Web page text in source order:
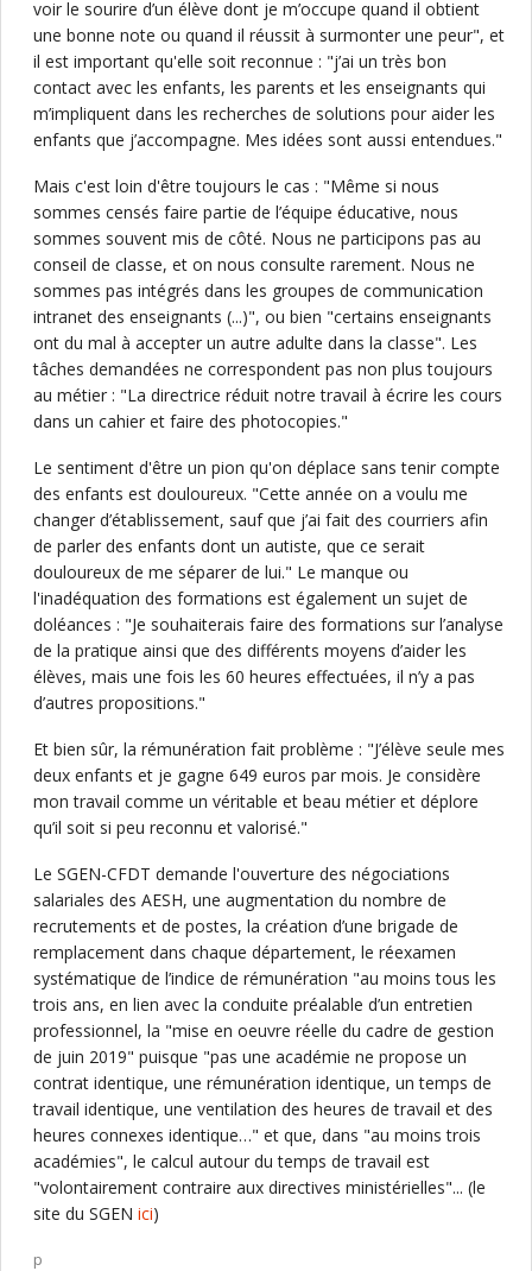
voir le sourire d’un élève dont je m’occupe quand il obtient
une bonne note ou quand il réussit à surmonter une peur", et
il est important qu'elle soit reconnue : "j’ai un très bon
contact avec les enfants, les parents et les enseignants qui
m’impliquent dans les recherches de solutions pour aider les
enfants que j’accompagne. Mes idées sont aussi entendues."
Mais c'est loin d'être toujours le cas : "Même si nous
sommes censés faire partie de l’équipe éducative, nous
sommes souvent mis de côté. Nous ne participons pas au
conseil de classe, et on nous consulte rarement. Nous ne
sommes pas intégrés dans les groupes de communication
intranet des enseignants (...)", ou bien "certains enseignants
ont du mal à accepter un autre adulte dans la classe". Les
tâches demandées ne correspondent pas non plus toujours
au métier : "La directrice réduit notre travail à écrire les cours
dans un cahier et faire des photocopies."
Le sentiment d'être un pion qu'on déplace sans tenir compte
des enfants est douloureux. "Cette année on a voulu me
changer d’établissement, sauf que j’ai fait des courriers afin
de parler des enfants dont un autiste, que ce serait
douloureux de me séparer de lui." Le manque ou
l'inadéquation des formations est également un sujet de
doléances : "Je souhaiterais faire des formations sur l’analyse
de la pratique ainsi que des différents moyens d’aider les
élèves, mais une fois les 60 heures effectuées, il n’y a pas
d’autres propositions."
Et bien sûr, la rémunération fait problème : "J’élève seule mes
deux enfants et je gagne 649 euros par mois. Je considère
mon travail comme un véritable et beau métier et déplore
qu’il soit si peu reconnu et valorisé."
Le SGEN-CFDT demande l'ouverture des négociations
salariales des AESH, une augmentation du nombre de
recrutements et de postes, la création d’une brigade de
remplacement dans chaque département, le réexamen
systématique de l’indice de rémunération "au moins tous les
trois ans, en lien avec la conduite préalable d’un entretien
professionnel, la "mise en oeuvre réelle du cadre de gestion
de juin 2019" puisque "pas une académie ne propose un
contrat identique, une rémunération identique, un temps de
travail identique, une ventilation des heures de travail et des
heures connexes identique…" et que, dans "au moins trois
académies", le calcul autour du temps de travail est
"volontairement contraire aux directives ministérielles"... (le
site du SGEN ici)
p